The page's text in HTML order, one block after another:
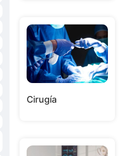
Cirugía